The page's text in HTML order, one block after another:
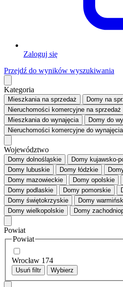
Zaloguj się
Przejdź do wyników wyszukiwania
Kategoria
Mieszkaniana sprzedaż Domy na
Nieruchomości komercyjne na sprzedaż
Mieszkaniado wynajęcia Domy do
Nieruchomości komercyjne do wynajęcia
Województwo
Domy dolnośląskie Domy kujawsko-
Domy lubuskie
Domy łódzkie
Domy mazowieckie
Domy opolskie
Domy podlaskie
Domy pomorskie
Domy świętokrzyskie
Domy
Domy wielkopolskie
Domy
Powiat
Powiat
Wrocław 174
Usuń filtr Wybierz